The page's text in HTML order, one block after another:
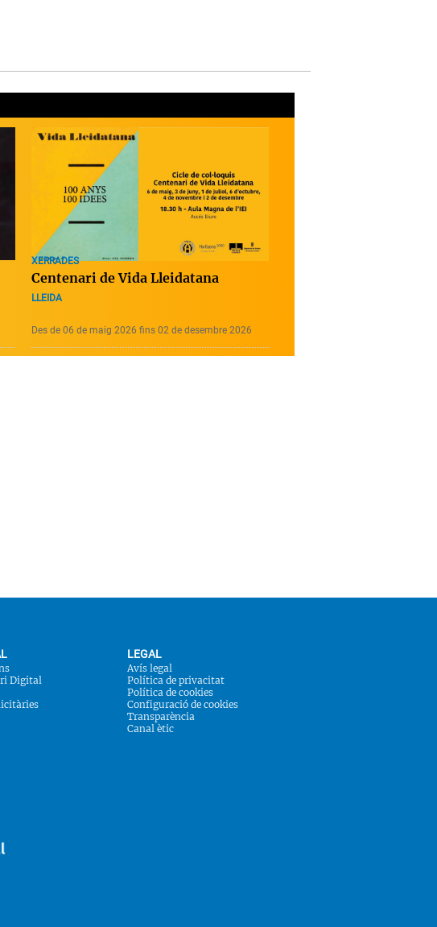
XERRADES
Centenari de Vida Lleidatana
LLEIDA
Des de 06 de maig 2026 fins 02 de desembre 2026
Digital
LEGAL
Avís legal
Política de privacitat
Política de cookies
Configuració de cookies
Transparència
Canal ètic